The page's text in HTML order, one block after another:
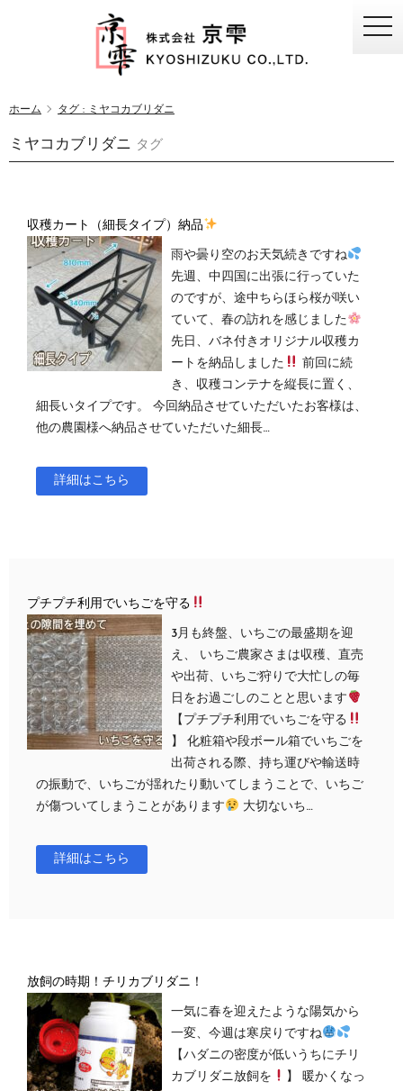
ホーム タグ : ミヤコカブリダニ
ミヤコカブリダニ タグ
収穫カート（細長タイプ）納品
雨や曇り空のお天気続きですね
先週、中四国に出張に行っていた
のですが、途中ちらほら桜が咲い
ていて、春の訪れを感じました
先日、バネ付きオリジナル収穫カ
ートを納品しました
前回に続
き、収穫コンテナを縦長に置く、
細長いタイプです。 今回納品させていただいたお客様は、
他の農園様へ納品させていただいた細長…
詳細はこちら
プチプチ利用でいちごを守る
3月も終盤、いちごの最盛期を迎
え、 いちご農家さまは収穫、直売
や出荷、いちご狩りで大忙しの毎
日をお過ごしのことと思います
【プチプチ利用でいちごを守る
】 化粧箱や段ボール箱でいちごを
出荷される際、持ち運びや輸送時
の振動で、いちごが揺れたり動いてしまうことで、いちご
が傷ついてしまうことがあります
大切ないち…
詳細はこちら
放飼の時期！チリカブリダニ！
一気に春を迎えたような陽気から
一変、今週は寒戻りですね
【ハダニの密度が低いうちにチリ
カブリダニ放飼を
】 暖かくなっ